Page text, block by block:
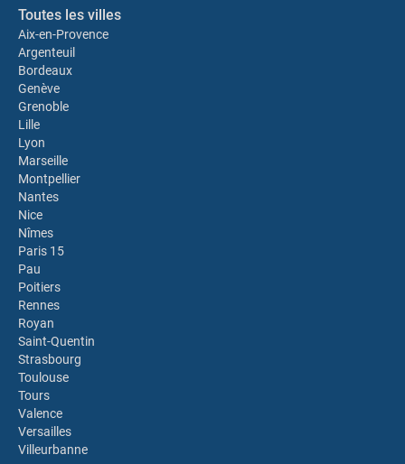
Toutes les villes
Aix-en-Provence
Argenteuil
Bordeaux
Genève
Grenoble
Lille
Lyon
Marseille
Montpellier
Nantes
Nice
Nîmes
Paris 15
Pau
Poitiers
Rennes
Royan
Saint-Quentin
Strasbourg
Toulouse
Tours
Valence
Versailles
Villeurbanne